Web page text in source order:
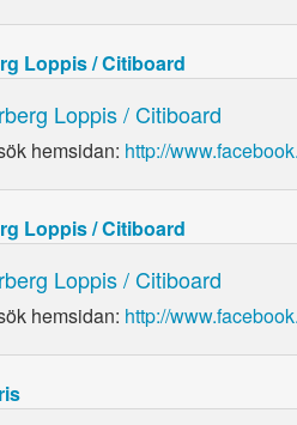
Loppis / Citiboard
Loppis / Citiboard
hemsidan: http://
Loppis / Citiboard
Loppis / Citiboard
hemsidan: http://